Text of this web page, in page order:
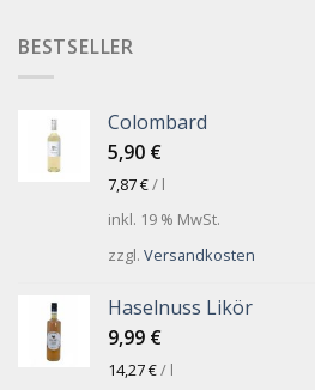
BESTSELLER
Colombard
5,90 €
7,87€/ l
inkl. 19 % MwSt.
zzgl. Versandkosten
Haselnuss Likör
9,99 €
14,27€/ l